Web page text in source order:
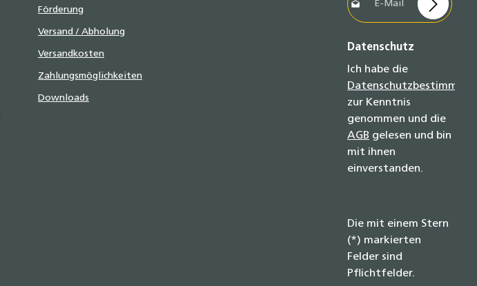
Förderung
Versand / Abholung
Versandkosten
Zahlungsmöglichkeiten
Downloads
Datenschutz
Ich habe die
zur Kenntnis
genommen und die
AGB gelesen und bin
mit ihnen
einverstanden.
Die mit einem Stern
(*) markierten
Felder sind
Pflichtfelder.